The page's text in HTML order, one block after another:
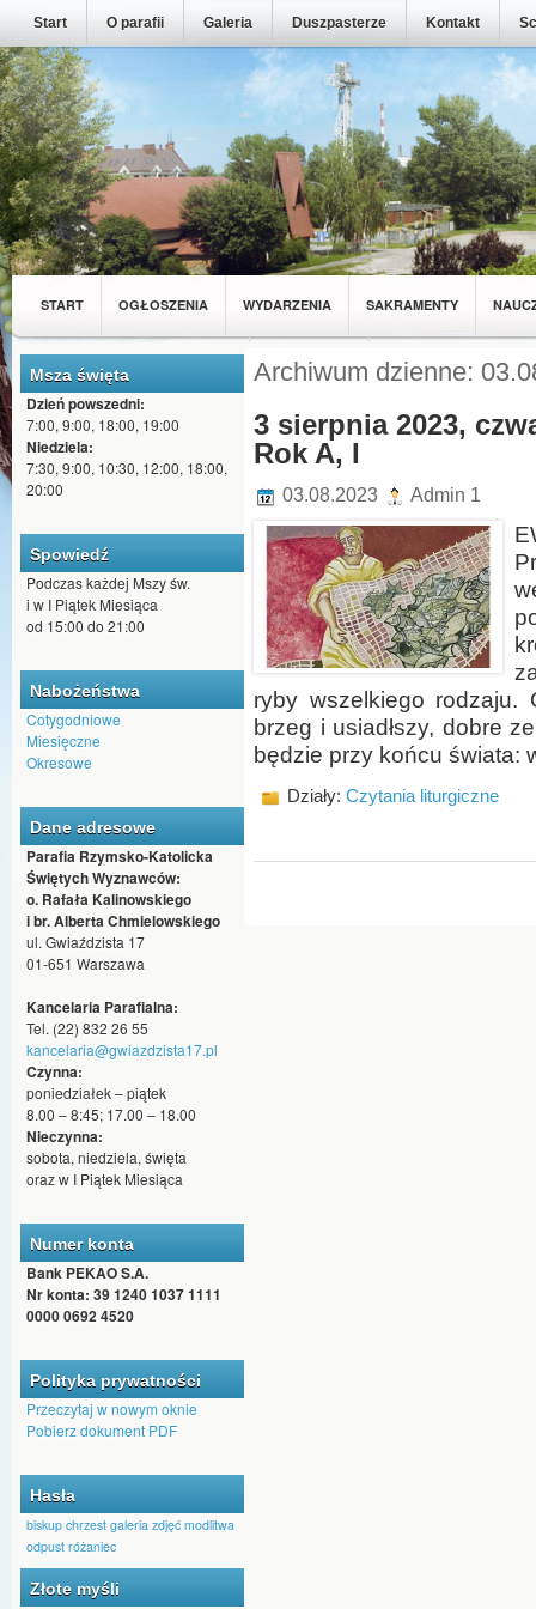
Start O parafii Galeria Duszpasterze Kontakt
START OGŁOSZENIA WYDARZENIA SAKRAMENTY
MŁODZIEŻ Z NASZEJ PARAFII WSPÓLNOTY
Msza święta
Dzień powszedni:
7:00, 9:00, 18:00, 19:00
Niedziela:
7:30, 9:00, 10:30, 12:00, 18:00,
20:00
Spowiedź
Podczas każdej Mszy św.
i w I Piątek Miesiąca
od 15:00 do 21:00
Nabożeństwa
Cotygodniowe
Miesięczne
Okresowe
Dane adresowe
Parafia Rzymsko-Katolicka
Świętych Wyznawców:
o. Rafała Kalinowskiego
i br. Alberta Chmielowskiego
ul. Gwiaździsta 17
01-651 Warszawa
Kancelaria Parafialna:
Tel. (22) 832 26 55
kancelaria@gwiazdzista17.pl
Czynna:
poniedziałek – piątek
8.00 – 8:45; 17.00 – 18.00
Nieczynna:
sobota, niedziela, święta
oraz w I Piątek Miesiąca
Numer konta
Bank PEKAO S.A.
Nr konta: 39 1240 1037 1111
0000 0692 4520
Polityka prywatności
Przeczytaj w nowym oknie
Pobierz dokument PDF
Hasła
biskup chrzest galeria zdjęć modlitwa
odpust różaniec
Złote myśli
Archiwum dzienne:
3 sierpnia 2023,
Rok A, I
03.08.2023 Admin 1
ryby wszelkiego rodzaju.
brzeg i usiadłszy, dobre
będzie przy końcu świata:
Działy: Czytania liturgiczne